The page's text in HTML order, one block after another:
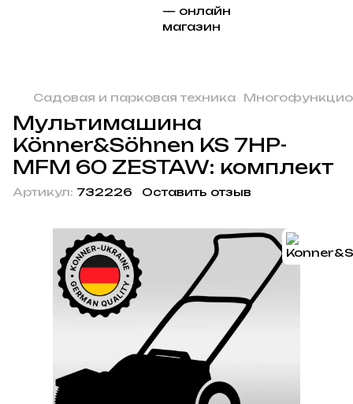
Садовая и парковая техника
Мультимашина
Könner&Söhnen KS 7HP-
MFM 60 ZESTAW: комплект
Артикул: 732226 Оставить отзыв